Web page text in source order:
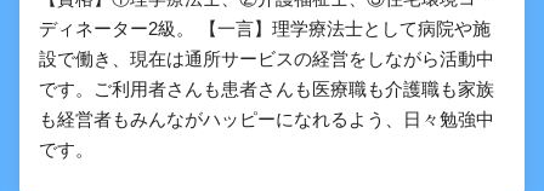
ディネーター2級。 【一言】理学療法士として病院や施
設で働き、現在は通所サービスの経営をしながら活動中
です。ご利用者さんも患者さんも医療職も介護職も家族
も経営者もみんながハッピーになれるよう、日々勉強中
です。